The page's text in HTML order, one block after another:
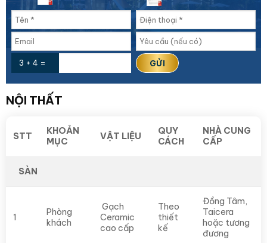
3 + 4 =
NỘI THẤT
STT
KHOẢN
MỤC
VẬT LIỆU
QUY
CÁCH
NHÀ CUNG
CẤP
SÀN
1
Phòng
khách
Gạch
Ceramic
cao cấp
Theo
thiết
kế
Đồng Tâm,
Taicera
hoặc tương
đương